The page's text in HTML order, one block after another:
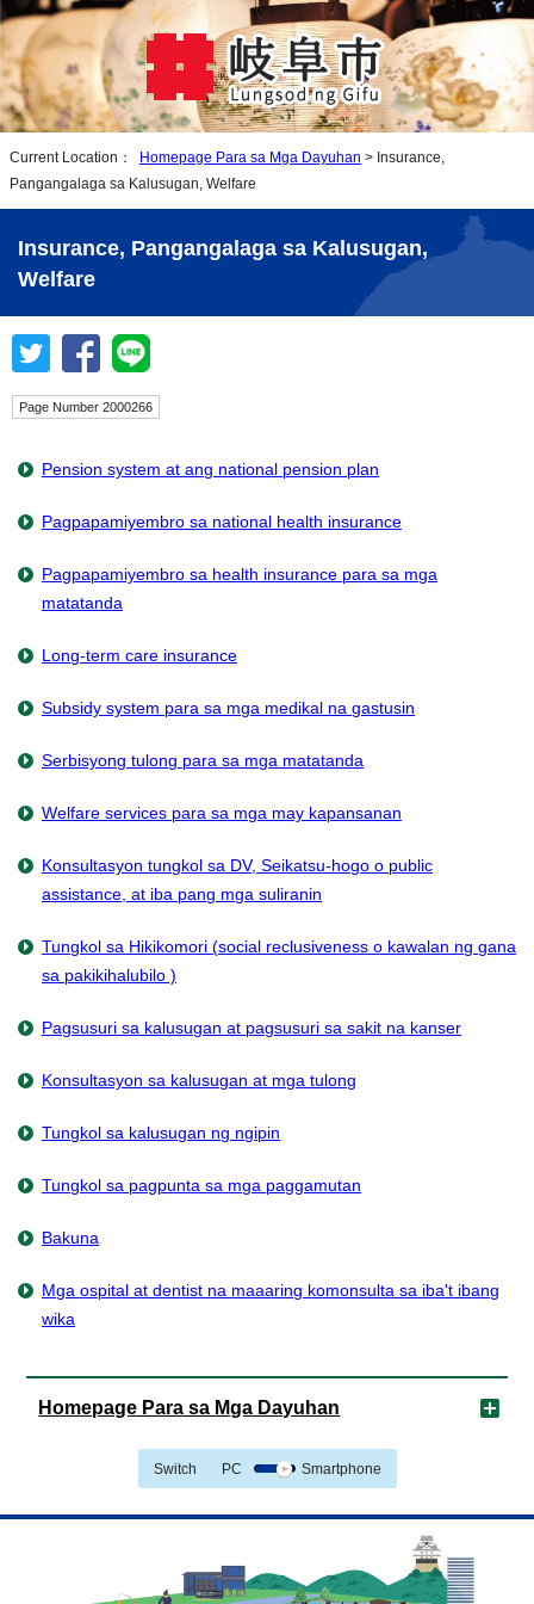
Current Location： Homepage Para sa Mga Dayuhan > Insurance,
Pangangalaga sa Kalusugan, Welfare
Insurance, Pangangalaga sa Kalusugan,
Welfare
Page Number 2000266
Pension system at ang national pension plan
Pagpapamiyembro sa national health insurance
Pagpapamiyembro sa health insurance para sa mga
matatanda
Long-term care insurance
Subsidy system para sa mga medikal na gastusin
Serbisyong tulong para sa mga matatanda
Welfare services para sa mga may kapansanan
Konsultasyon tungkol sa DV, Seikatsu-hogo o public
assistance, at iba pang mga suliranin
Tungkol sa Hikikomori (social reclusiveness o kawalan ng gana
sa pakikihalubilo )
Pagsusuri sa kalusugan at pagsusuri sa sakit na kanser
Konsultasyon sa kalusugan at mga tulong
Tungkol sa kalusugan ng ngipin
Tungkol sa pagpunta sa mga paggamutan
Bakuna
Mga ospital at dentist na maaaring komonsulta sa iba't ibang
wika
Homepage Para sa Mga Dayuhan
Switch PC Smartphone